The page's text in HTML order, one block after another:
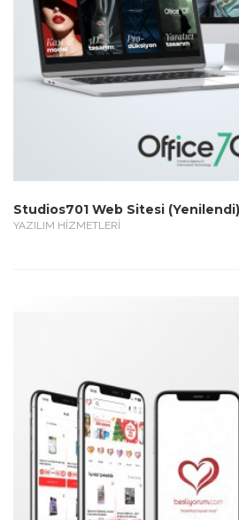
Studios701 Web Sitesi (Yenilendi)
YAZILIM HİZMETLERİ